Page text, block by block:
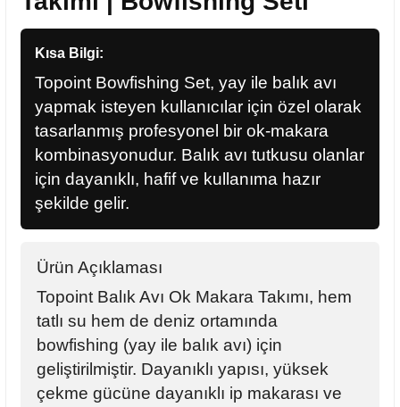
Kısa Bilgi:
Topoint Bowfishing Set, yay ile balık avı
yapmak isteyen kullanıcılar için özel olarak
tasarlanmış profesyonel bir ok-makara
kombinasyonudur. Balık avı tutkusu olanlar
için dayanıklı, hafif ve kullanıma hazır
şekilde gelir.
Ürün Açıklaması
Topoint Balık Avı Ok Makara Takımı, hem
tatlı su hem de deniz ortamında
bowfishing (yay ile balık avı) için
geliştirilmiştir. Dayanıklı yapısı, yüksek
çekme gücüne dayanıklı ip makarası ve